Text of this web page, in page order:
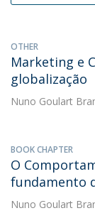
OTHER
Marketing e
globalização
Nuno Goulart
BOOK CHAPTER
O
fundamento
Nuno Goulart